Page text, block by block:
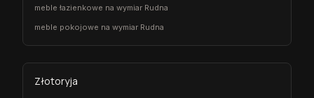
meble łazienkowe na wymiar Rudna
meble pokojowe na wymiar Rudna
Złotoryja